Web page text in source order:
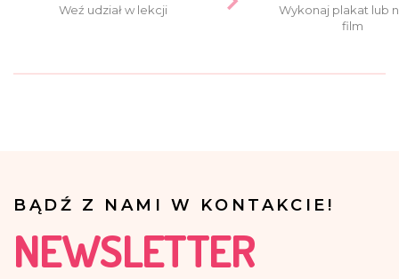
Weź udział w lekcji
Wykonaj plakat lub
film
BĄDŹ Z NAMI W KONTAKCIE!
NEWSLETTER